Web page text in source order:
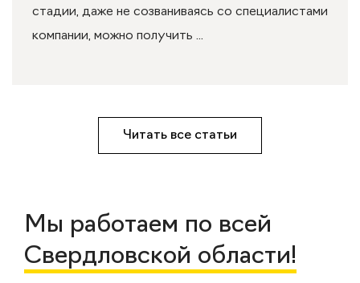
стадии, даже не созваниваясь со специалистами
компании, можно получить ...
Читать все статьи
Мы работаем по всей
Свердловской области!